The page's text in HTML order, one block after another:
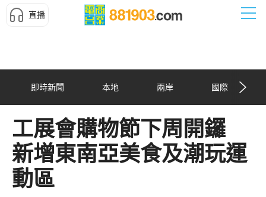
直播
即時新聞 本地 兩岸 國際
工展會購物節下周開鑼
新增東南亞美食及潮玩運
動區